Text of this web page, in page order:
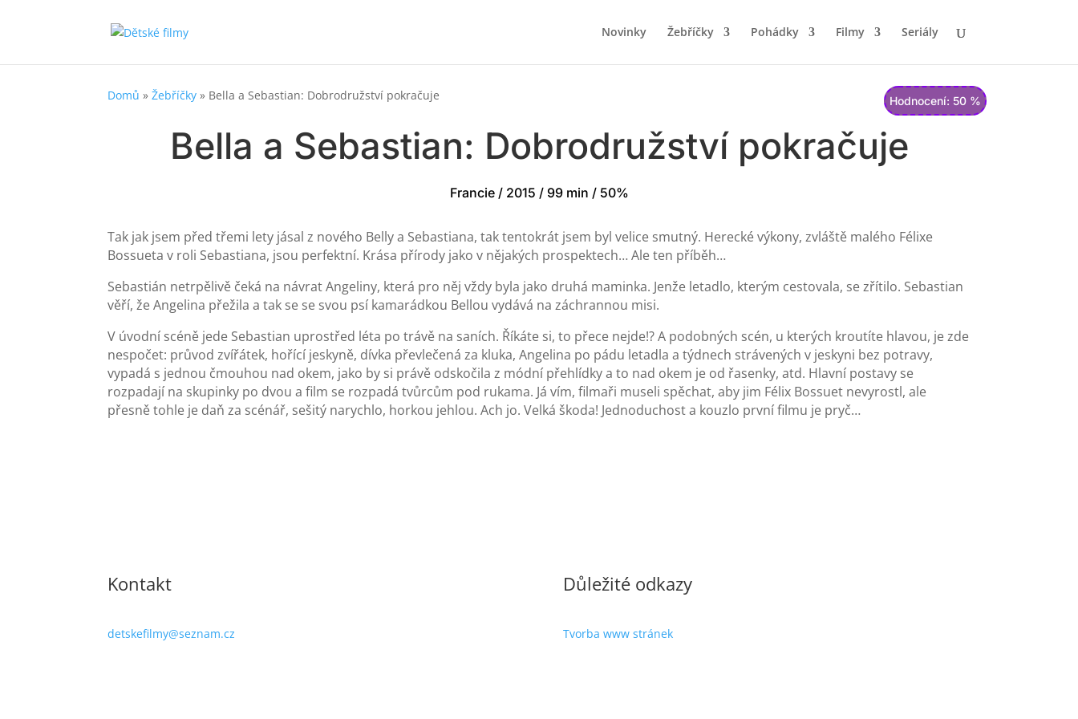
Novinky Žebříčky Pohádky Filmy Seriály
Hodnocení: 50 %
Domů »Žebříčky » Bella a Sebastian: Dobrodružství pokračuje
Bella a Sebastian: Dobrodružství pokračuje
Francie / 2015 / 99 min / 50%
Tak jak jsem před třemi lety jásal z nového Belly a Sebastiana, tak tentokrát jsem byl velice smutný. Herecké výkony, zvláště malého Félixe
Bossueta v roli Sebastiana, jsou perfektní. Krása přírody jako v nějakých prospektech… Ale ten příběh…
Sebastián netrpělivě čeká na návrat Angeliny, která pro něj vždy byla jako druhá maminka. Jenže letadlo, kterým cestovala, se zřítilo. Sebastian
věří, že Angelina přežila a tak se se svou psí kamarádkou Bellou vydává na záchrannou misi.
V úvodní scéně jede Sebastian uprostřed léta po trávě na saních. Říkáte si, to přece nejde!? A podobných scén, u kterých kroutíte hlavou, je zde
nespočet: průvod zvířátek, hořící jeskyně, dívka převlečená za kluka, Angelina po pádu letadla a týdnech strávených v jeskyni bez potravy,
vypadá s jednou čmouhou nad okem, jako by si právě odskočila z módní přehlídky a to nad okem je od řasenky, atd. Hlavní postavy se
rozpadají na skupinky po dvou a film se rozpadá tvůrcům pod rukama. Já vím, filmaři museli spěchat, aby jim Félix Bossuet nevyrostl, ale
přesně tohle je daň za scénář, sešitý narychlo, horkou jehlou. Ach jo. Velká škoda! Jednoduchost a kouzlo první filmu je pryč…
Kontakt
detskefilmy@seznam.cz
Důležité odkazy
Tvorba www stránek